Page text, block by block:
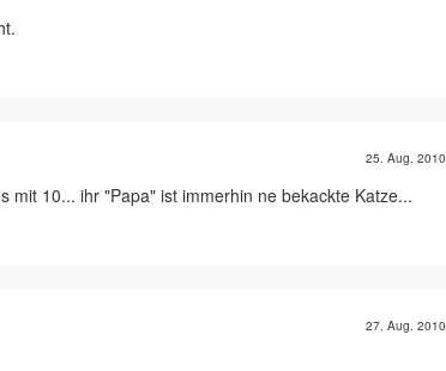
25. Aug. 2010
mit 10... ihr "Papa" ist immerhin ne bekackte Katze...
27. Aug. 2010